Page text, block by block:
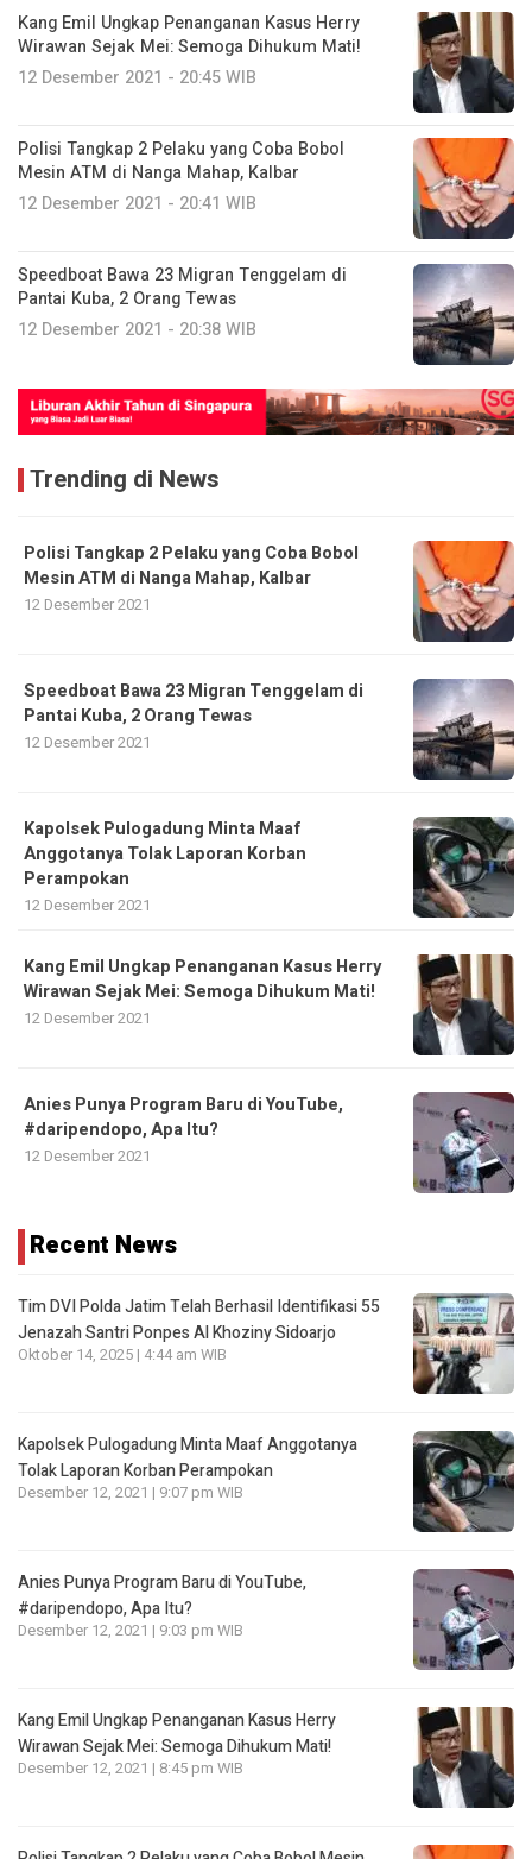
Kang Emil Ungkap Penanganan Kasus Herry
Wirawan Sejak Mei: Semoga Dihukum Mati!
12 Desember 2021 - 20:45 WIB
Polisi Tangkap 2 Pelaku yang Coba Bobol
Mesin ATM di Nanga Mahap, Kalbar
12 Desember 2021 - 20:41 WIB
Speedboat Bawa 23 Migran Tenggelam di
Pantai Kuba, 2 Orang Tewas
12 Desember 2021 - 20:38 WIB
Trending di News
Polisi Tangkap 2 Pelaku yang Coba Bobol
Mesin ATM di Nanga Mahap, Kalbar
12 Desember 2021
Speedboat Bawa 23 Migran Tenggelam di
Pantai Kuba, 2 Orang Tewas
12 Desember 2021
Kapolsek Pulogadung Minta Maaf
Anggotanya Tolak Laporan Korban
Perampokan
12 Desember 2021
Kang Emil Ungkap Penanganan Kasus Herry
Wirawan Sejak Mei: Semoga Dihukum Mati!
12 Desember 2021
Anies Punya Program Baru di YouTube,
#daripendopo, Apa Itu?
12 Desember 2021
Recent News
Tim DVI Polda Jatim Telah Berhasil Identifikasi 55
Jenazah Santri Ponpes Al Khoziny Sidoarjo
Oktober 14, 2025 | 4:44 am WIB
Kapolsek Pulogadung Minta Maaf Anggotanya
Tolak Laporan Korban Perampokan
Desember 12, 2021 | 9:07 pm WIB
Anies Punya Program Baru di YouTube,
#daripendopo, Apa Itu?
Desember 12, 2021 | 9:03 pm WIB
Kang Emil Ungkap Penanganan Kasus Herry
Wirawan Sejak Mei: Semoga Dihukum Mati!
Desember 12, 2021 | 8:45 pm WIB